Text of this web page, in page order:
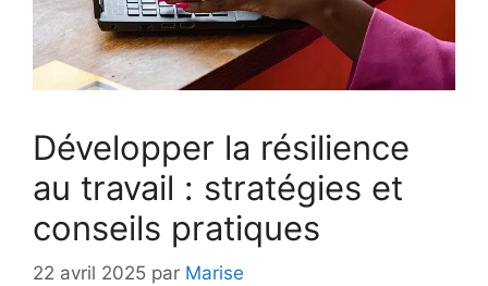
Développer la résilience
au travail : stratégies et
conseils pratiques
22 avril 2025 par Marise